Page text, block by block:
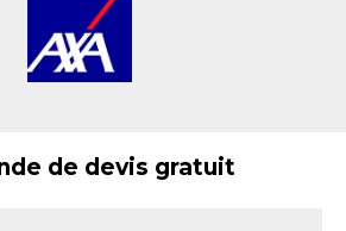
de devis gratuit